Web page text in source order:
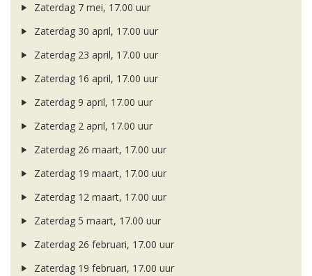
Zaterdag 7 mei, 17.00 uur
Zaterdag 30 april, 17.00 uur
Zaterdag 23 april, 17.00 uur
Zaterdag 16 april, 17.00 uur
Zaterdag 9 april, 17.00 uur
Zaterdag 2 april, 17.00 uur
Zaterdag 26 maart, 17.00 uur
Zaterdag 19 maart, 17.00 uur
Zaterdag 12 maart, 17.00 uur
Zaterdag 5 maart, 17.00 uur
Zaterdag 26 februari, 17.00 uur
Zaterdag 19 februari, 17.00 uur